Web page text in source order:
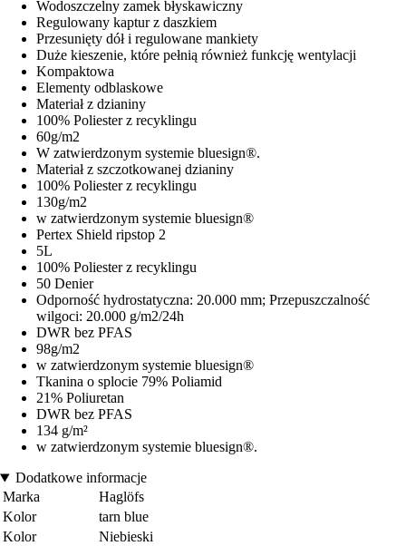
Wodoszczelny zamek błyskawiczny
Regulowany kaptur z daszkiem
Przesunięty dół i regulowane mankiety
Duże kieszenie, które pełnią również funkcję wentylacji
Kompaktowa
Elementy odblaskowe
Materiał z dzianiny
100% Poliester z recyklingu
60g/m2
W zatwierdzonym systemie bluesign®.
Materiał z szczotkowanej dzianiny
100% Poliester z recyklingu
130g/m2
w zatwierdzonym systemie bluesign®
Pertex Shield ripstop 2
5L
100% Poliester z recyklingu
50 Denier
Odporność hydrostatyczna: 20.000 mm; Przepuszczalność
wilgoci: 20.000 g/m2/24h
DWR bez PFAS
98g/m2
w zatwierdzonym systemie bluesign®
Tkanina o splocie 79% Poliamid
21% Poliuretan
DWR bez PFAS
134 g/m²
w zatwierdzonym systemie bluesign®.
Dodatkowe informacje
Marka
Haglöfs
Kolor
tarn blue
Kolor
Niebieski